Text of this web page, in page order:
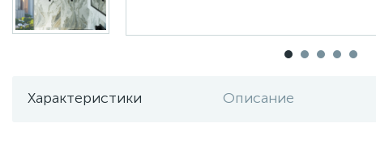
Характеристики Описание